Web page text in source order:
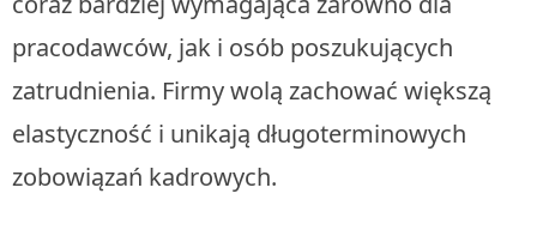
pracodawców, jak i osób poszukujących
zatrudnienia. Firmy wolą zachować większą
elastyczność i unikają długoterminowych
zobowiązań kadrowych.